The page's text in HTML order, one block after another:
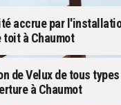
accrue par
à Chaumot
de Velux de tous
à Chaumot